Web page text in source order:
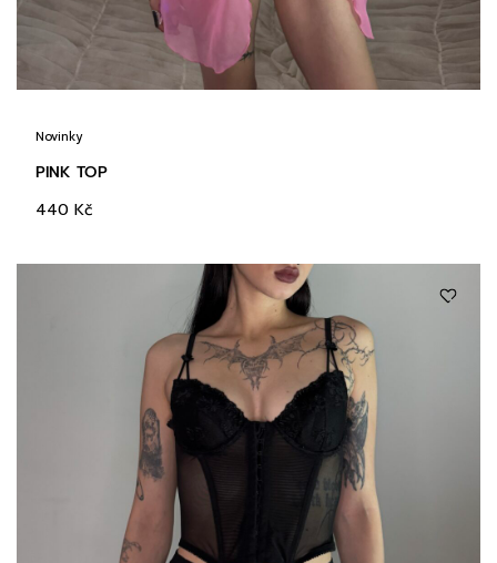
Novinky
PINK TOP
440 Kč